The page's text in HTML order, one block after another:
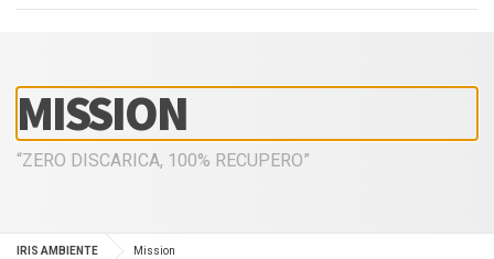
MISSION
“ZERO DISCARICA, 100% RECUPERO”
IRIS AMBIENTE Mission